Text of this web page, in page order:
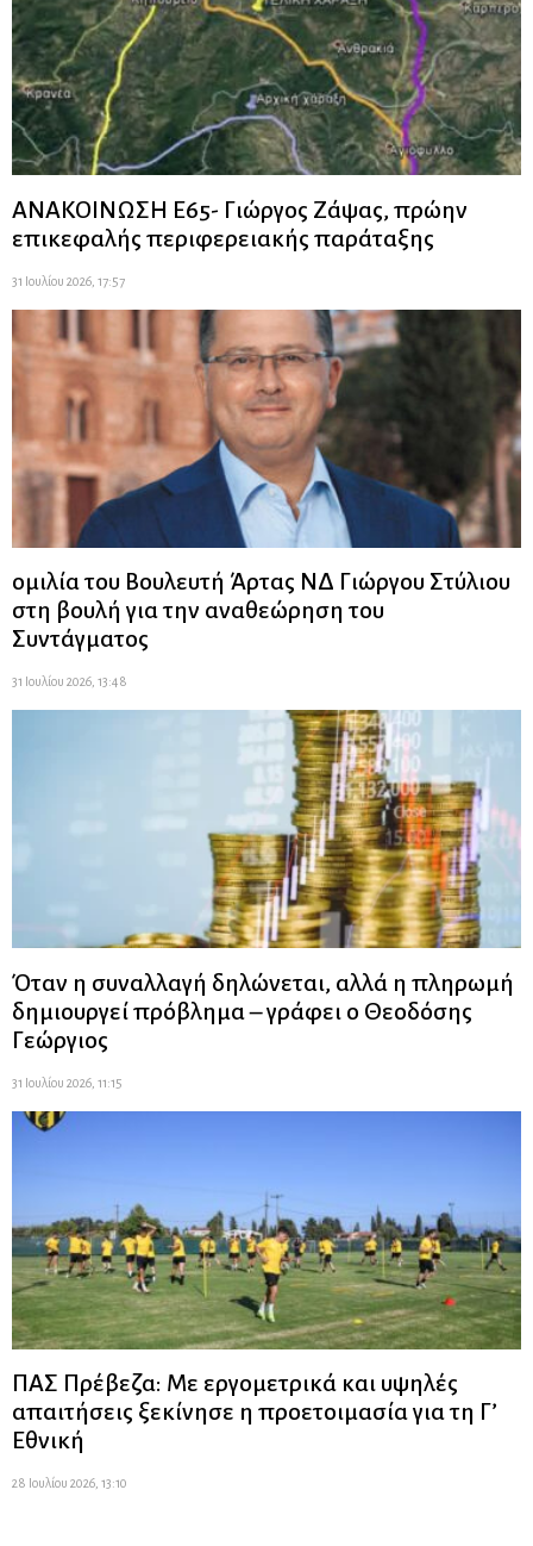
ΑΝΑΚΟΙΝΩΣΗ Ε65- Γιώργος Ζάψας, πρώην
επικεφαλής περιφερειακής παράταξης
31 Ιουλίου 2026, 17:57
ομιλία του Βουλευτή Άρτας ΝΔ Γιώργου Στύλιου
στη βουλή για την αναθεώρηση του
Συντάγματος
31 Ιουλίου 2026, 13:48
Όταν η συναλλαγή δηλώνεται, αλλά η πληρωμή
δημιουργεί πρόβλημα – γράφει ο Θεοδόσης
Γεώργιος
31 Ιουλίου 2026, 11:15
ΠΑΣ Πρέβεζα: Με εργομετρικά και υψηλές
απαιτήσεις ξεκίνησε η προετοιμασία για τη Γ’
Εθνική
28 Ιουλίου 2026, 13:10